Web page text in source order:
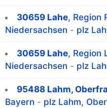
30659 Lahe, Region
Niedersachsen - plz
30659 Lahe, Region
Niedersachsen - plz
95488 Lahm,
Bayern - plz Lahm,